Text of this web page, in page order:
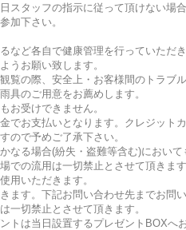
スタッフの指示に従って頂けない場
加下さい。
ど各自で健康管理を行っていただき
うお願い致します。
覧の際、安全上・お客様間のトラブ
具のご用意をお薦めします。
お受けできません。
でお支払いとなります。クレジット
ので予めご了承下さい。
る場合(紛失・盗難等含む)において
の流用は一切禁止とさせて頂きます
用いただきます。
す。下記お問い合わせ先までお問い
一切禁止とさせて頂きます。
は当日設置するプレゼントBOXへ